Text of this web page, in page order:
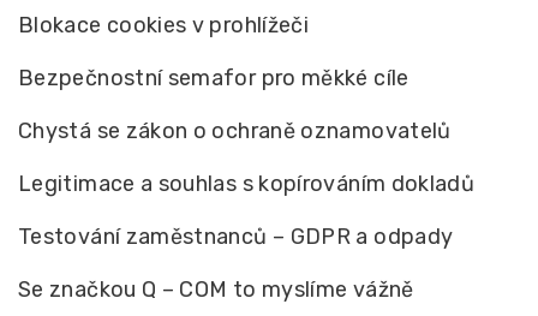
Blokace cookies v prohlížeči
Bezpečnostní semafor pro měkké cíle
Chystá se zákon o ochraně oznamovatelů
Legitimace a souhlas s kopírováním dokladů
Testování zaměstnanců – GDPR a odpady
Se značkou Q – COM to myslíme vážně